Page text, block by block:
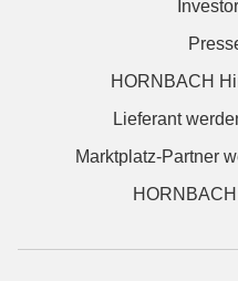
HORNBACH
Lieferant
Marktplatz-Partner